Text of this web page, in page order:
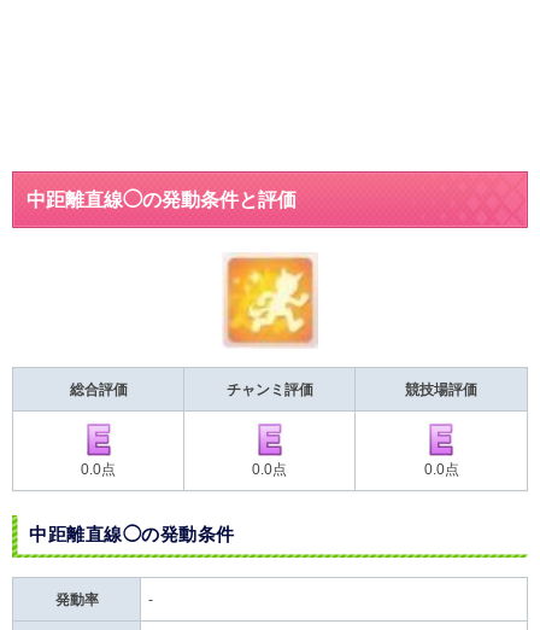
中距離直線◯の発動条件と評価
総合評価 チャンミ評価 競技場評価
0.0点 0.0点 0.0点
中距離直線◯の発動条件
発動率 -